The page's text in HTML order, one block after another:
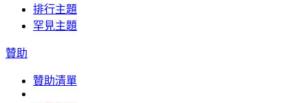
排行主題
罕見主題
贊助
贊助清單